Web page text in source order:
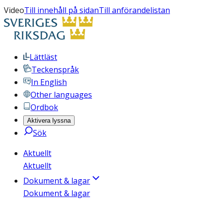
VideoTill innehåll på sidanTill anförandelistan
Lättläst
Teckenspråk
In English
Other languages
Ordbok
Aktivera lyssna
Sök
Aktuellt
Aktuellt
Dokument & lagar
Dokument & lagar